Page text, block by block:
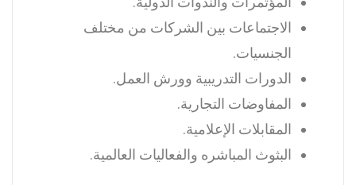
الاجتماعات بين الشركات من مختلف
الجنسيات.
الدورات التدريبية وورش العمل.
المفاوضات التجارية.
المقابلات الإعلامية.
البثوث المباشره والفعاليات العالمية.